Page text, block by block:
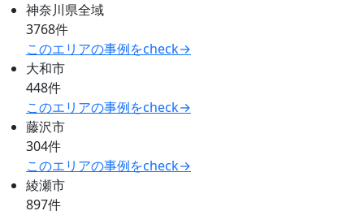
神奈川県全域
3768件
このエリアの事例をcheck→
大和市
448件
このエリアの事例をcheck→
藤沢市
304件
このエリアの事例をcheck→
綾瀬市
897件